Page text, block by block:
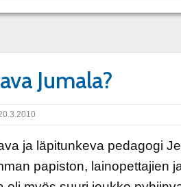
Jumala?
ja läpitunkeva pedagogi
papiston, lainopettajien